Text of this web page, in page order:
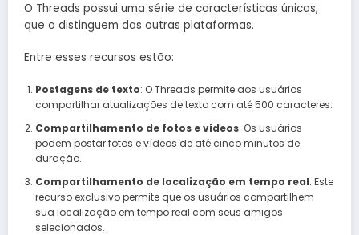
O Threads possui uma série de características únicas,
que o distinguem das outras plataformas.
Entre esses recursos estão:
Postagens de texto: O Threads permite aos usuários
compartilhar atualizações de texto com até 500 caracteres.
Compartilhamento de fotos e vídeos: Os usuários
podem postar fotos e vídeos de até cinco minutos de
duração.
Compartilhamento de localização em tempo real: Este
recurso exclusivo permite que os usuários compartilhem
sua localização em tempo real com seus amigos
selecionados.